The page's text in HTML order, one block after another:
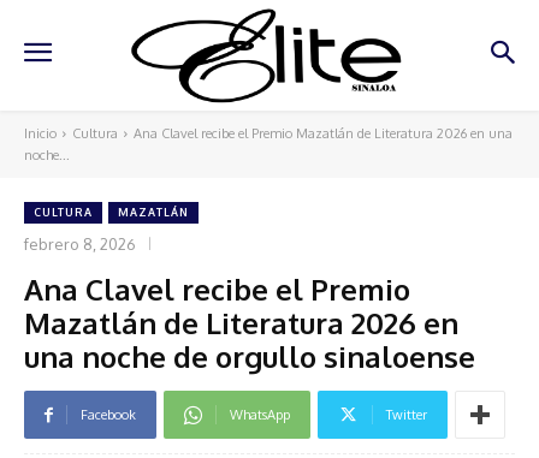
Inicio Cultura
Ana Clavel recibe el Premio Mazatlán de Literatura 2026 en una
noche...
CULTURA MAZATLÁN
febrero 8, 2026
Ana Clavel recibe el Premio
Mazatlán de Literatura 2026 en
una noche de orgullo sinaloense
Facebook WhatsApp Twitter